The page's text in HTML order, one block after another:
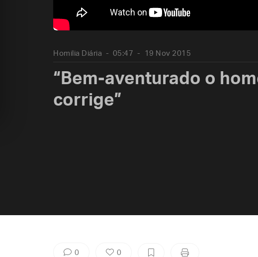
Homilia Diária 05:47 19 Nov 2015
“Bem-aventurado o
corrige”
0 0